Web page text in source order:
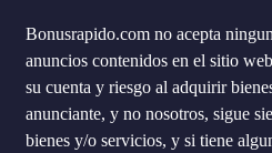
Bonusrapido.com no acepta
anuncios contenidos en el sitio
su cuenta y riesgo al adquirir
anunciante, y no nosotros, sigue
bienes y/o servicios, y si tiene